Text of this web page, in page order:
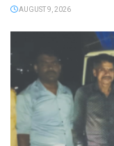
AUGUST 9, 2026